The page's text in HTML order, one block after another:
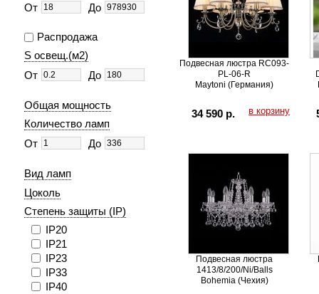
От
До
Распродажа
S освещ.(м2)
От
До
Общая мощность
Количество ламп
От
До
Вид ламп
Цоколь
Степень защиты (IP)
IP20
IP21
IP23
IP33
IP40
Подвесная люстра RC093-
PL-06-R
Maytoni (Германия)
34 590 р. в корзину
Подвесная люстра
1413/8/200/Ni/Balls
Bohemia (Чехия)